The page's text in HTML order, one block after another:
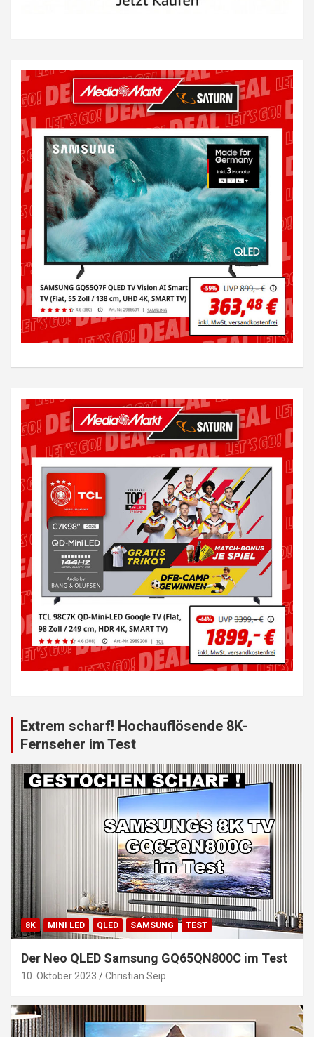
Extrem scharf! Hochauflösende 8K-
Fernseher im Test
8K MINI LED QLED SAMSUNG TEST
Der Neo QLED Samsung GQ65QN800C im Test
10. Oktober 2023 Christian Seip